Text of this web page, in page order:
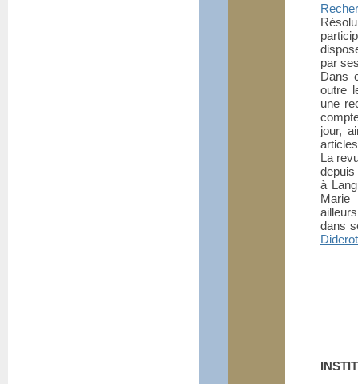
par
Dans
outre
une
jour,
La
depuis
à
Marie
dans
Diderot